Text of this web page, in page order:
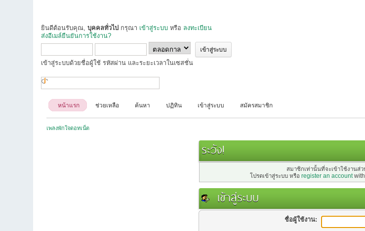
ยินดีต้อนรับคุณ,บุคคลทั่วไป กรุณา เข้าสู่ระบบ หรือ ลงทะเบียน
ส่งอีเมล์ยืนยันการใช้งาน?
เข้าสู่ระบบด้วยชื่อผู้ใช้ รหัสผ่าน และระยะเวลาในเซสชั่น
หน้าแรก ช่วยเหลือ ค้นหา ปฏิทิน เข้าสู่ระบบ สมัครสมาชิก
เพลงพักใจดอทเน็ต
ระวัง!
สมาชิกเท่านั้นที่จะเข้าใช้งานส่
โปรดเข้าสู่ระบบ หรือ register an accountwith
เข้าสู่ระบบ
ชื่อผู้ใช้งาน: